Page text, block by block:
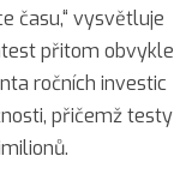
času,“ vysvětluje
přitom obvykle
ročních investic
přičemž testy